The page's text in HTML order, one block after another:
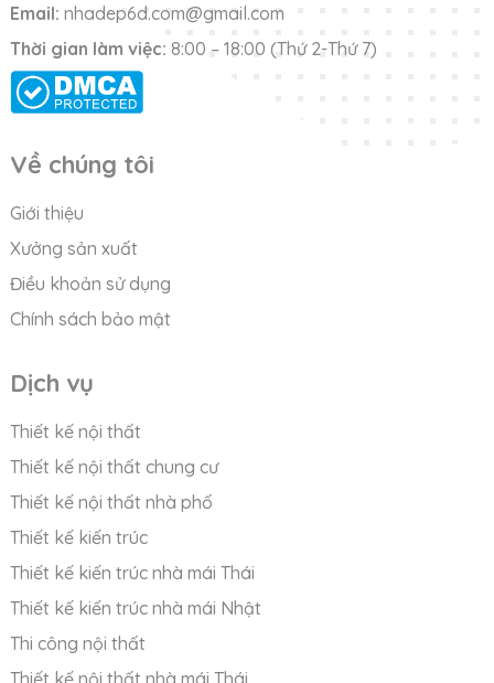
Email: nhadep6d.com@gmail.com
Thời gian làm việc: 8:00 – 18:00 (Thứ 2-Thứ 7)
Về chúng tôi
Giới thiệu
Xưởng sản xuất
Điều khoản sử dụng
Chính sách bảo mật
Dịch vụ
Thiết kế nội thất
Thiết kế nội thất chung cư
Thiết kế nội thất nhà phố
Thiết kế kiến trúc
Thiết kế kiến trúc nhà mái Thái
Thiết kế kiến trúc nhà mái Nhật
Thi công nội thất
Thiết kế nội thất nhà mái Thái